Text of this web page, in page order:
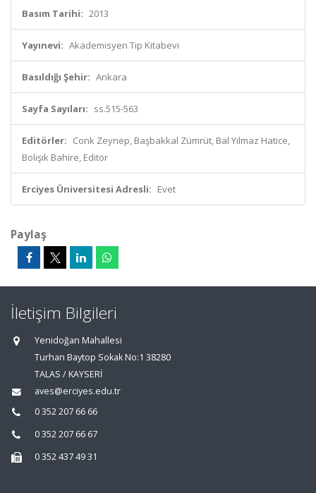
Basım Tarihi: 2013
Yayınevi: Akademisyen Tıp Kitabevi
Basıldığı Şehir: Ankara
Sayfa Sayıları: ss.515-563
Editörler: Conk Zeynep, Başbakkal Zümrüt, Bal Yılmaz Hatice,
Bolışık Bahire, Editör
Erciyes Üniversitesi Adresli: Evet
Paylaş
İletişim Bilgileri
Yenidoğan Mahallesi
Turhan Baytop Sokak No:1 38280
TALAS / KAYSERİ
aves@erciyes.edu.tr
0 352 207 66 66
0 352 207 66 67
0 352 437 49 31